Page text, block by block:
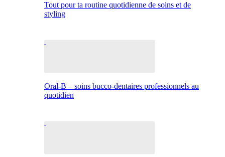
Tout pour ta routine quotidienne de soins et de
styling
Oral-B – soins bucco-dentaires professionnels au
quotidien